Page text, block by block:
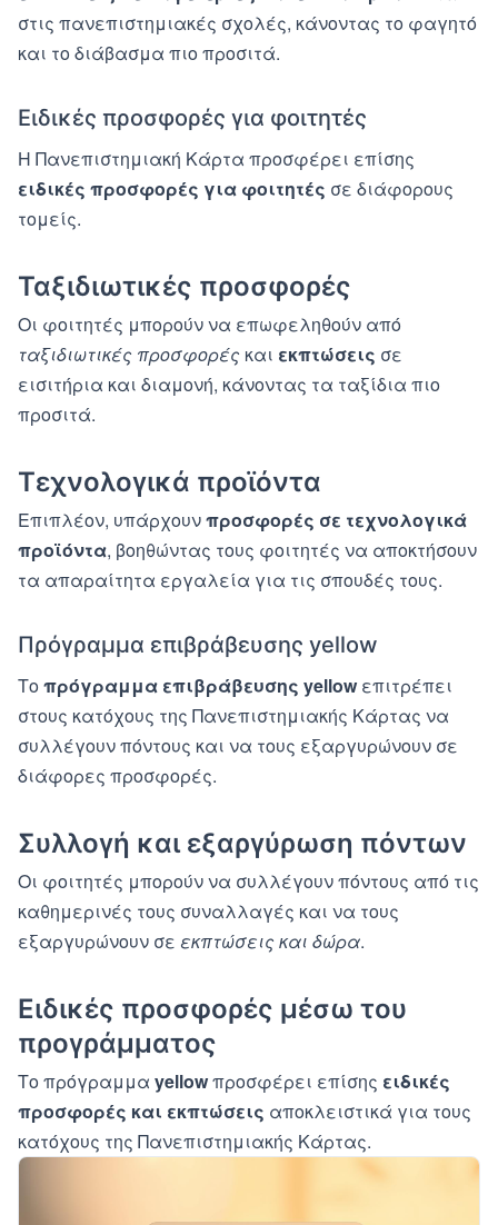
στις πανεπιστημιακές σχολές, κάνοντας το φαγητό
και το διάβασμα πιο προσιτά.
Ειδικές προσφορές για φοιτητές
Η Πανεπιστημιακή Κάρτα προσφέρει επίσης
ειδικές προσφορές για φοιτητές σε διάφορους
τομείς.
Ταξιδιωτικές προσφορές
Οι φοιτητές μπορούν να επωφεληθούν από
ταξιδιωτικές προσφορές και εκπτώσεις σε
εισιτήρια και διαμονή, κάνοντας τα ταξίδια πιο
προσιτά.
Τεχνολογικά προϊόντα
Επιπλέον, υπάρχουνπροσφορές σε τεχνολογικά
προϊόντα, βοηθώντας τους φοιτητές να αποκτήσουν
τα απαραίτητα εργαλεία για τις σπουδές τους.
Πρόγραμμα επιβράβευσης yellow
Τοπρόγραμμα επιβράβευσης yellow επιτρέπει
στους κατόχους της Πανεπιστημιακής Κάρτας να
συλλέγουν πόντους και να τους εξαργυρώνουν σε
διάφορες προσφορές.
Συλλογή και εξαργύρωση πόντων
Οι φοιτητές μπορούν να συλλέγουν πόντους από τις
καθημερινές τους συναλλαγές και να τους
εξαργυρώνουν σε εκπτώσεις και δώρα.
Ειδικές προσφορές μέσω του
προγράμματος
Το πρόγραμμα yellowπροσφέρει επίσης ειδικές
προσφορές και εκπτώσεις αποκλειστικά για τους
κατόχους της Πανεπιστημιακής Κάρτας.